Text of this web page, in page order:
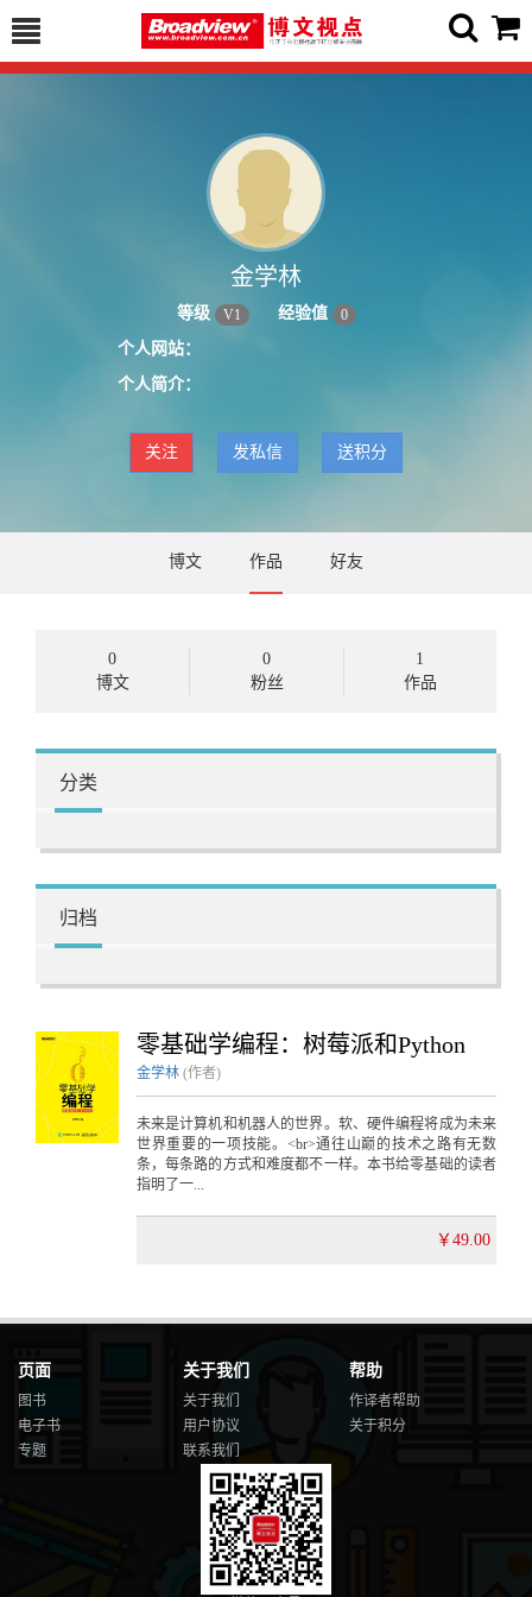
金学林
等级 V1 经验值 0
个人网站：
个人简介：
关注 发私信 送积分
博文 作品 好友
0
博文
0
粉丝
1
作品
分类
归档
零基础学编程：树莓派和Python
金学林 (作者)
未来是计算机和机器人的世界。软、硬件编程将成为未来
世界重要的一项技能。<br>通往山巅的技术之路有无数
条，每条路的方式和难度都不一样。本书给零基础的读者
指明了一...
￥49.00
页面
图书
电子书
专题
关于我们
关于我们
用户协议
联系我们
帮助
作译者帮助
关于积分